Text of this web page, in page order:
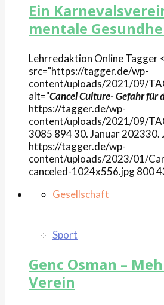
Ein
mentale
Lehrredaktion OnlineTagger
src="https://tagger.de/wp-
content/uploads/2021/09/
alt="Cancel Culture- Gefahr für
https://tagger.de/wp-
content/uploads/2021/09/
3085 89430. Januar 202330.
https://tagger.de/wp-
content/uploads/2023/01/
canceled-1024x556.jpg800
Gesellschaft
Sport
Genc Osman –
Verein